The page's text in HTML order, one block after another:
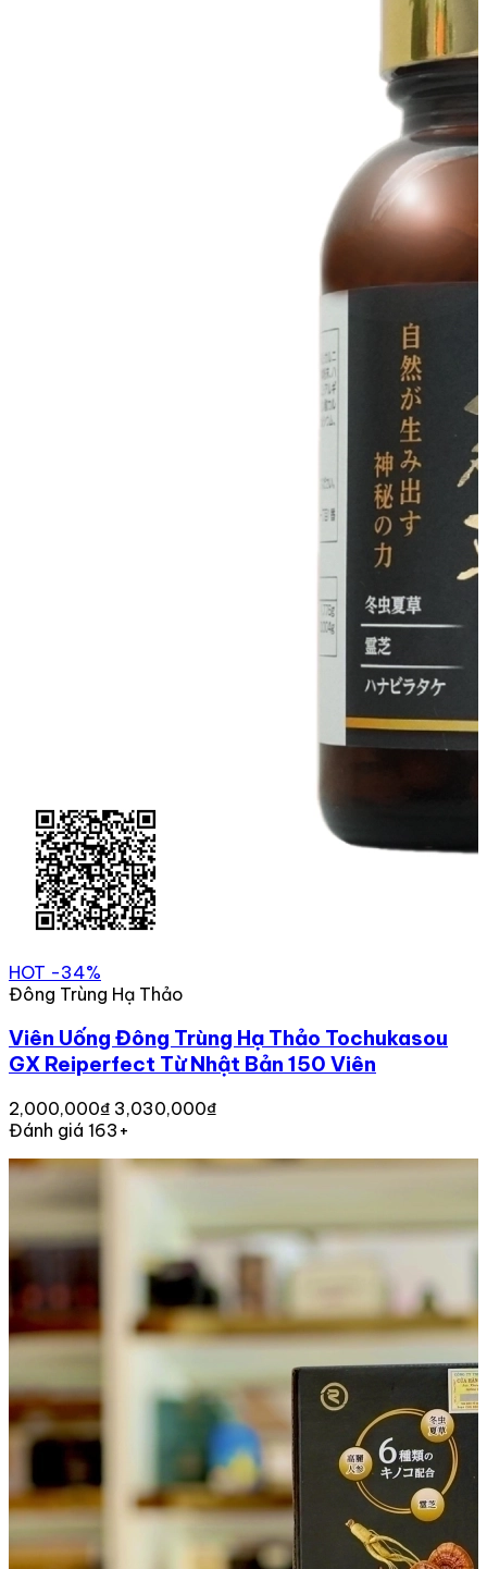
HOT -34%
Đông Trùng Hạ Thảo
Viên Uống Đông Trùng Hạ Thảo Tochukasou
GX Reiperfect Từ Nhật Bản 150 Viên
2,000,000₫ 3,030,000₫
Đánh giá 163+